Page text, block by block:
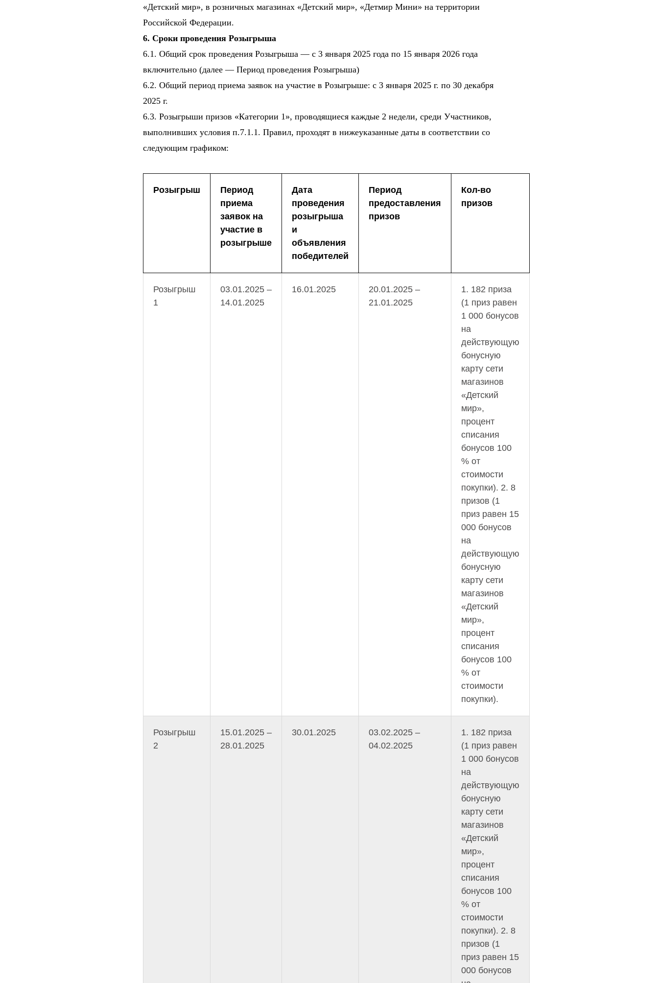
«Детский мир», в розничных магазинах «Детский мир», «Детмир Мини» на территории
Российской Федерации.
6. Сроки проведения Розыгрыша
6.1. Общий срок проведения Розыгрыша — с 3 января 2025 года по 15 января 2026 года
включительно (далее — Период проведения Розыгрыша)
6.2. Общий период приема заявок на участие в Розыгрыше: с 3 января 2025 г. по 30 декабря
2025 г.
6.3. Розыгрыши призов «Категории 1», проводящиеся каждые 2 недели, среди Участников,
выполнивших условия п.7.1.1. Правил, проходят в нижеуказанные даты в соответствии со
следующим графиком:
Розыгрыш
Период
приема
заявок на
участие в
розыгрыше
Дата
проведения
розыгрыша
и
объявления
победителей
Период
предоставления
призов
Кол-во
призов
Розыгрыш
1
03.01.2025 –
14.01.2025
16.01.2025
20.01.2025 –
21.01.2025
1. 182 приза
(1 приз равен
1 000 бонусов
на
действующую
бонусную
карту сети
магазинов
«Детский
мир»,
процент
списания
бонусов 100
% от
стоимости
покупки). 2. 8
призов (1
приз равен 15
000 бонусов
на
действующую
бонусную
карту сети
магазинов
«Детский
мир»,
процент
списания
бонусов 100
% от
стоимости
покупки).
Розыгрыш
2
15.01.2025 –
28.01.2025
30.01.2025
03.02.2025 –
04.02.2025
1. 182 приза
(1 приз равен
1 000 бонусов
на
действующую
бонусную
карту сети
магазинов
«Детский
мир»,
процент
списания
бонусов 100
% от
стоимости
покупки). 2. 8
призов (1
приз равен 15
000 бонусов